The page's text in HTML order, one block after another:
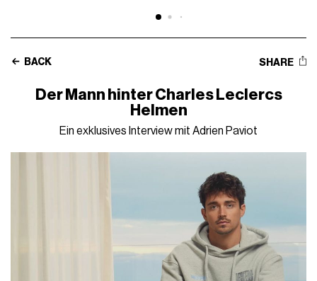
BACK SHARE
Der Mann hinter Charles Leclercs
Helmen
Ein exklusives Interview mit Adrien Paviot